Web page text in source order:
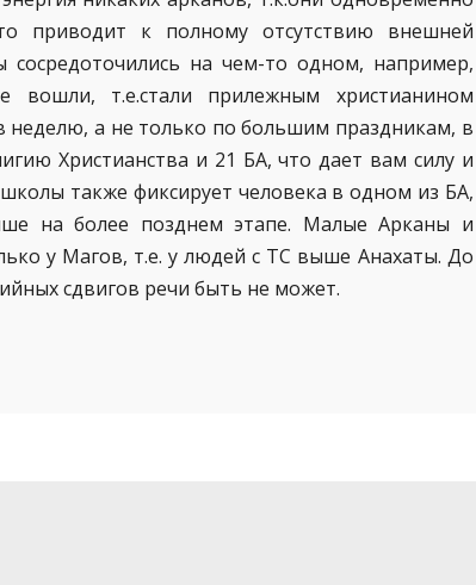
приводит к полному отсутствию внешней
на чем-то одном, например,
т.е.стали прилежным христианином
неделю, а не только по большим праздникам, в
Христианства и 21 БА, что дает вам силу и
также фиксирует человека в одном из БА,
на более позднем этапе. Малые Арканы и
у Магов, т.е. у людей с ТС выше Анахаты. До
сдвигов речи быть не может.